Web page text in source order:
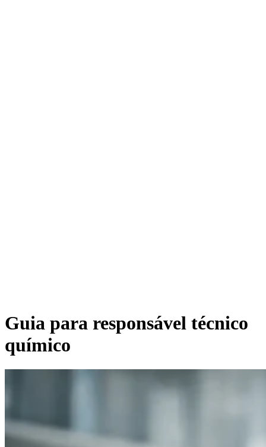
Guia para responsável técnico
químico